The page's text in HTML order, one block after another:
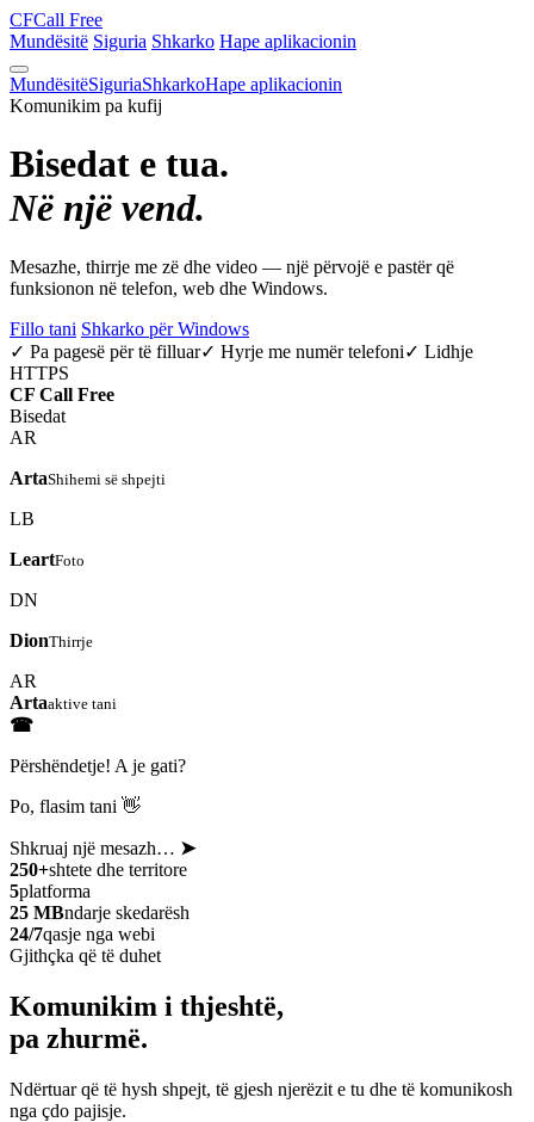
CFCall Free
Mundësitë Siguria Shkarko Hape aplikacionin
MundësitëSiguriaShkarkoHape aplikacionin
Komunikim pa kufij
Bisedat e tua.
Në një vend.
Mesazhe, thirrje me zë dhe video — një përvojë e pastër që
funksionon në telefon, web dhe Windows.
Fillo tani Shkarko për Windows
✓ Pa pagesë për të filluar✓ Hyrje me numër telefoni✓ Lidhje
HTTPS
CF Call Free
Bisedat
AR
ArtaShihemi së shpejti
LB
LeartFoto
DN
DionThirrje
AR
Artaaktive tani
☎
Përshëndetje! A je gati?
Po, flasim tani 👋
Shkruaj një mesazh… ➤
250+shtete dhe territore
5platforma
25 MBndarje skedarësh
24/7qasje nga webi
Gjithçka që të duhet
Komunikim i thjeshtë,
pa zhurmë.
Ndërtuar që të hysh shpejt, të gjesh njerëzit e tu dhe të komunikosh
nga çdo pajisje.